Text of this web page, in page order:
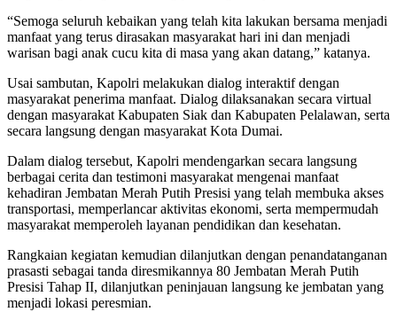
“Semoga seluruh kebaikan yang telah kita lakukan bersama menjadi
manfaat yang terus dirasakan masyarakat hari ini dan menjadi
warisan bagi anak cucu kita di masa yang akan datang,” katanya.
Usai sambutan, Kapolri melakukan dialog interaktif dengan
masyarakat penerima manfaat. Dialog dilaksanakan secara virtual
dengan masyarakat Kabupaten Siak dan Kabupaten Pelalawan, serta
secara langsung dengan masyarakat Kota Dumai.
Dalam dialog tersebut, Kapolri mendengarkan secara langsung
berbagai cerita dan testimoni masyarakat mengenai manfaat
kehadiran Jembatan Merah Putih Presisi yang telah membuka akses
transportasi, memperlancar aktivitas ekonomi, serta mempermudah
masyarakat memperoleh layanan pendidikan dan kesehatan.
Rangkaian kegiatan kemudian dilanjutkan dengan penandatanganan
prasasti sebagai tanda diresmikannya 80 Jembatan Merah Putih
Presisi Tahap II, dilanjutkan peninjauan langsung ke jembatan yang
menjadi lokasi peresmian.